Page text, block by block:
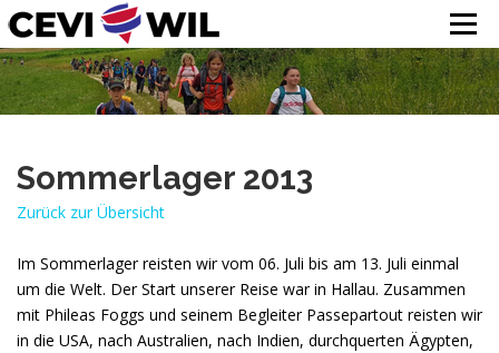
Zum
Inhalt
springen
Menü
Willkommen im Cevi Wil
Aktuell
Über uns
Interner Bereich
Sommerlager 2013
Zurück zur Übersicht
Im Sommerlager reisten wir vom 06. Juli bis am 13. Juli einmal
um die Welt. Der Start unserer Reise war in Hallau. Zusammen
mit Phileas Foggs und seinem Begleiter Passepartout reisten wir
in die USA, nach Australien, nach Indien, durchquerten Ägypten,